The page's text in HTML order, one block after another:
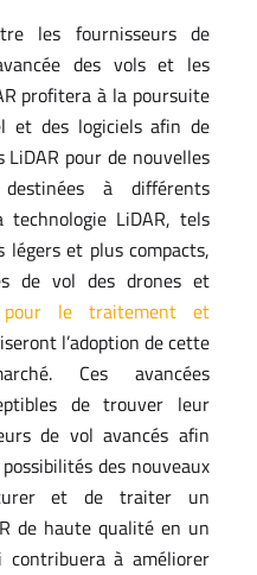
les fournisseurs de
des vols et les
profitera à la poursuite
et des logiciels afin de
pour de nouvelles
à différents
technologie LiDAR, tels
légers et plus compacts,
de vol des drones et
pour le traitement et
l’adoption de cette
Ces avancées
de trouver leur
de vol avancés afin
des nouveaux
et de traiter un
de haute qualité en un
à améliorer